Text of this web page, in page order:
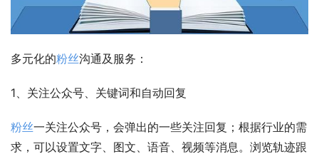
多元化的粉丝沟通及服务：
1、关注公众号、关键词和自动回复
粉丝一关注公众号，会弹出的一些关注回复；根据行业的需
求，可以设置文字、图文、语音、视频等消息。浏览轨迹跟